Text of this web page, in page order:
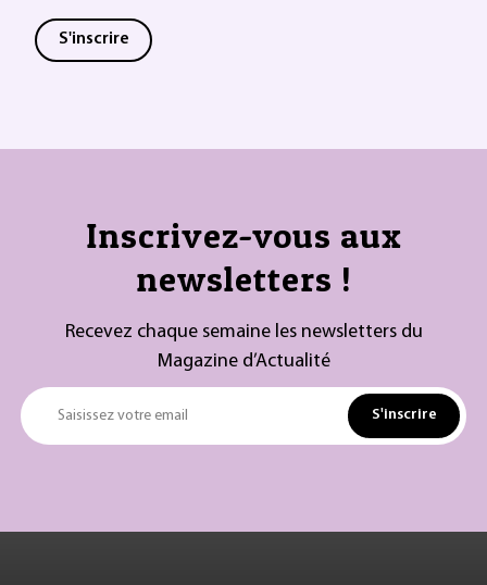
S'inscrire
Inscrivez-vous aux
newsletters !
Recevez chaque semaine les newsletters du
Magazine d’Actualité
Saisissez votre email S'inscrire